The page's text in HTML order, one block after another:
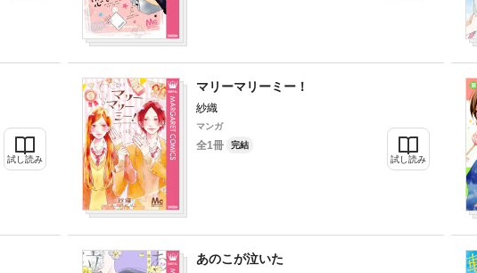
試し読み
マリーマリーミー！
紗織
マンガ
全1冊
完結
試し読み
あのこが泣いた